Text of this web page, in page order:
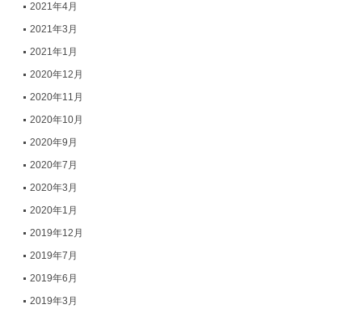
2021年4月
2021年3月
2021年1月
2020年12月
2020年11月
2020年10月
2020年9月
2020年7月
2020年3月
2020年1月
2019年12月
2019年7月
2019年6月
2019年3月